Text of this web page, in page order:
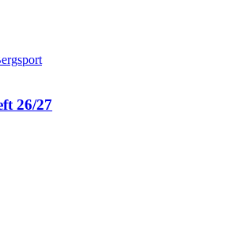
26/27